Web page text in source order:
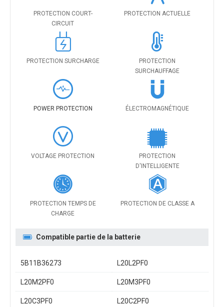
PROTECTION COURT-
CIRCUIT
PROTECTION ACTUELLE
PROTECTION SURCHARGE
PROTECTION
SURCHAUFFAGE
POWER PROTECTION ÉLECTROMAGNÉTIQUE
VOLTAGE PROTECTION
PROTECTION
D'INTELLIGENTE
PROTECTION TEMPS DE
CHARGE
PROTECTION DE CLASSE A
Compatible partie de la batterie
5B11B36273 L20L2PF0
L20M2PF0 L20M3PF0
L20C3PF0 L20C2PF0